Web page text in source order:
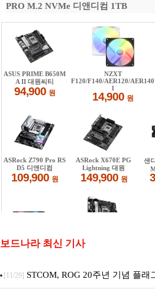
PRO M.2 NVMe 디앤디컴 1TB
보드나라 최신 기사
[11/29] STCOM, ROG 20주년 기념 플래